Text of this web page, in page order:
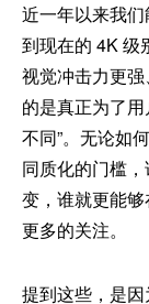
近一年以来我
到现在的 4K 级
视觉冲击力更
的是真正为了
不同”。无论如
同质化的门槛
变，谁就更能
更多的关注。
提到这些，是